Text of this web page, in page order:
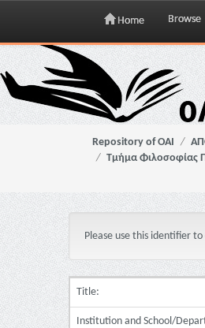
Skip
navigation
Home Browse
Repository of OAI
Τμήμα Φιλοσοφίας
Please use this identifier
Title:
Institution and School/